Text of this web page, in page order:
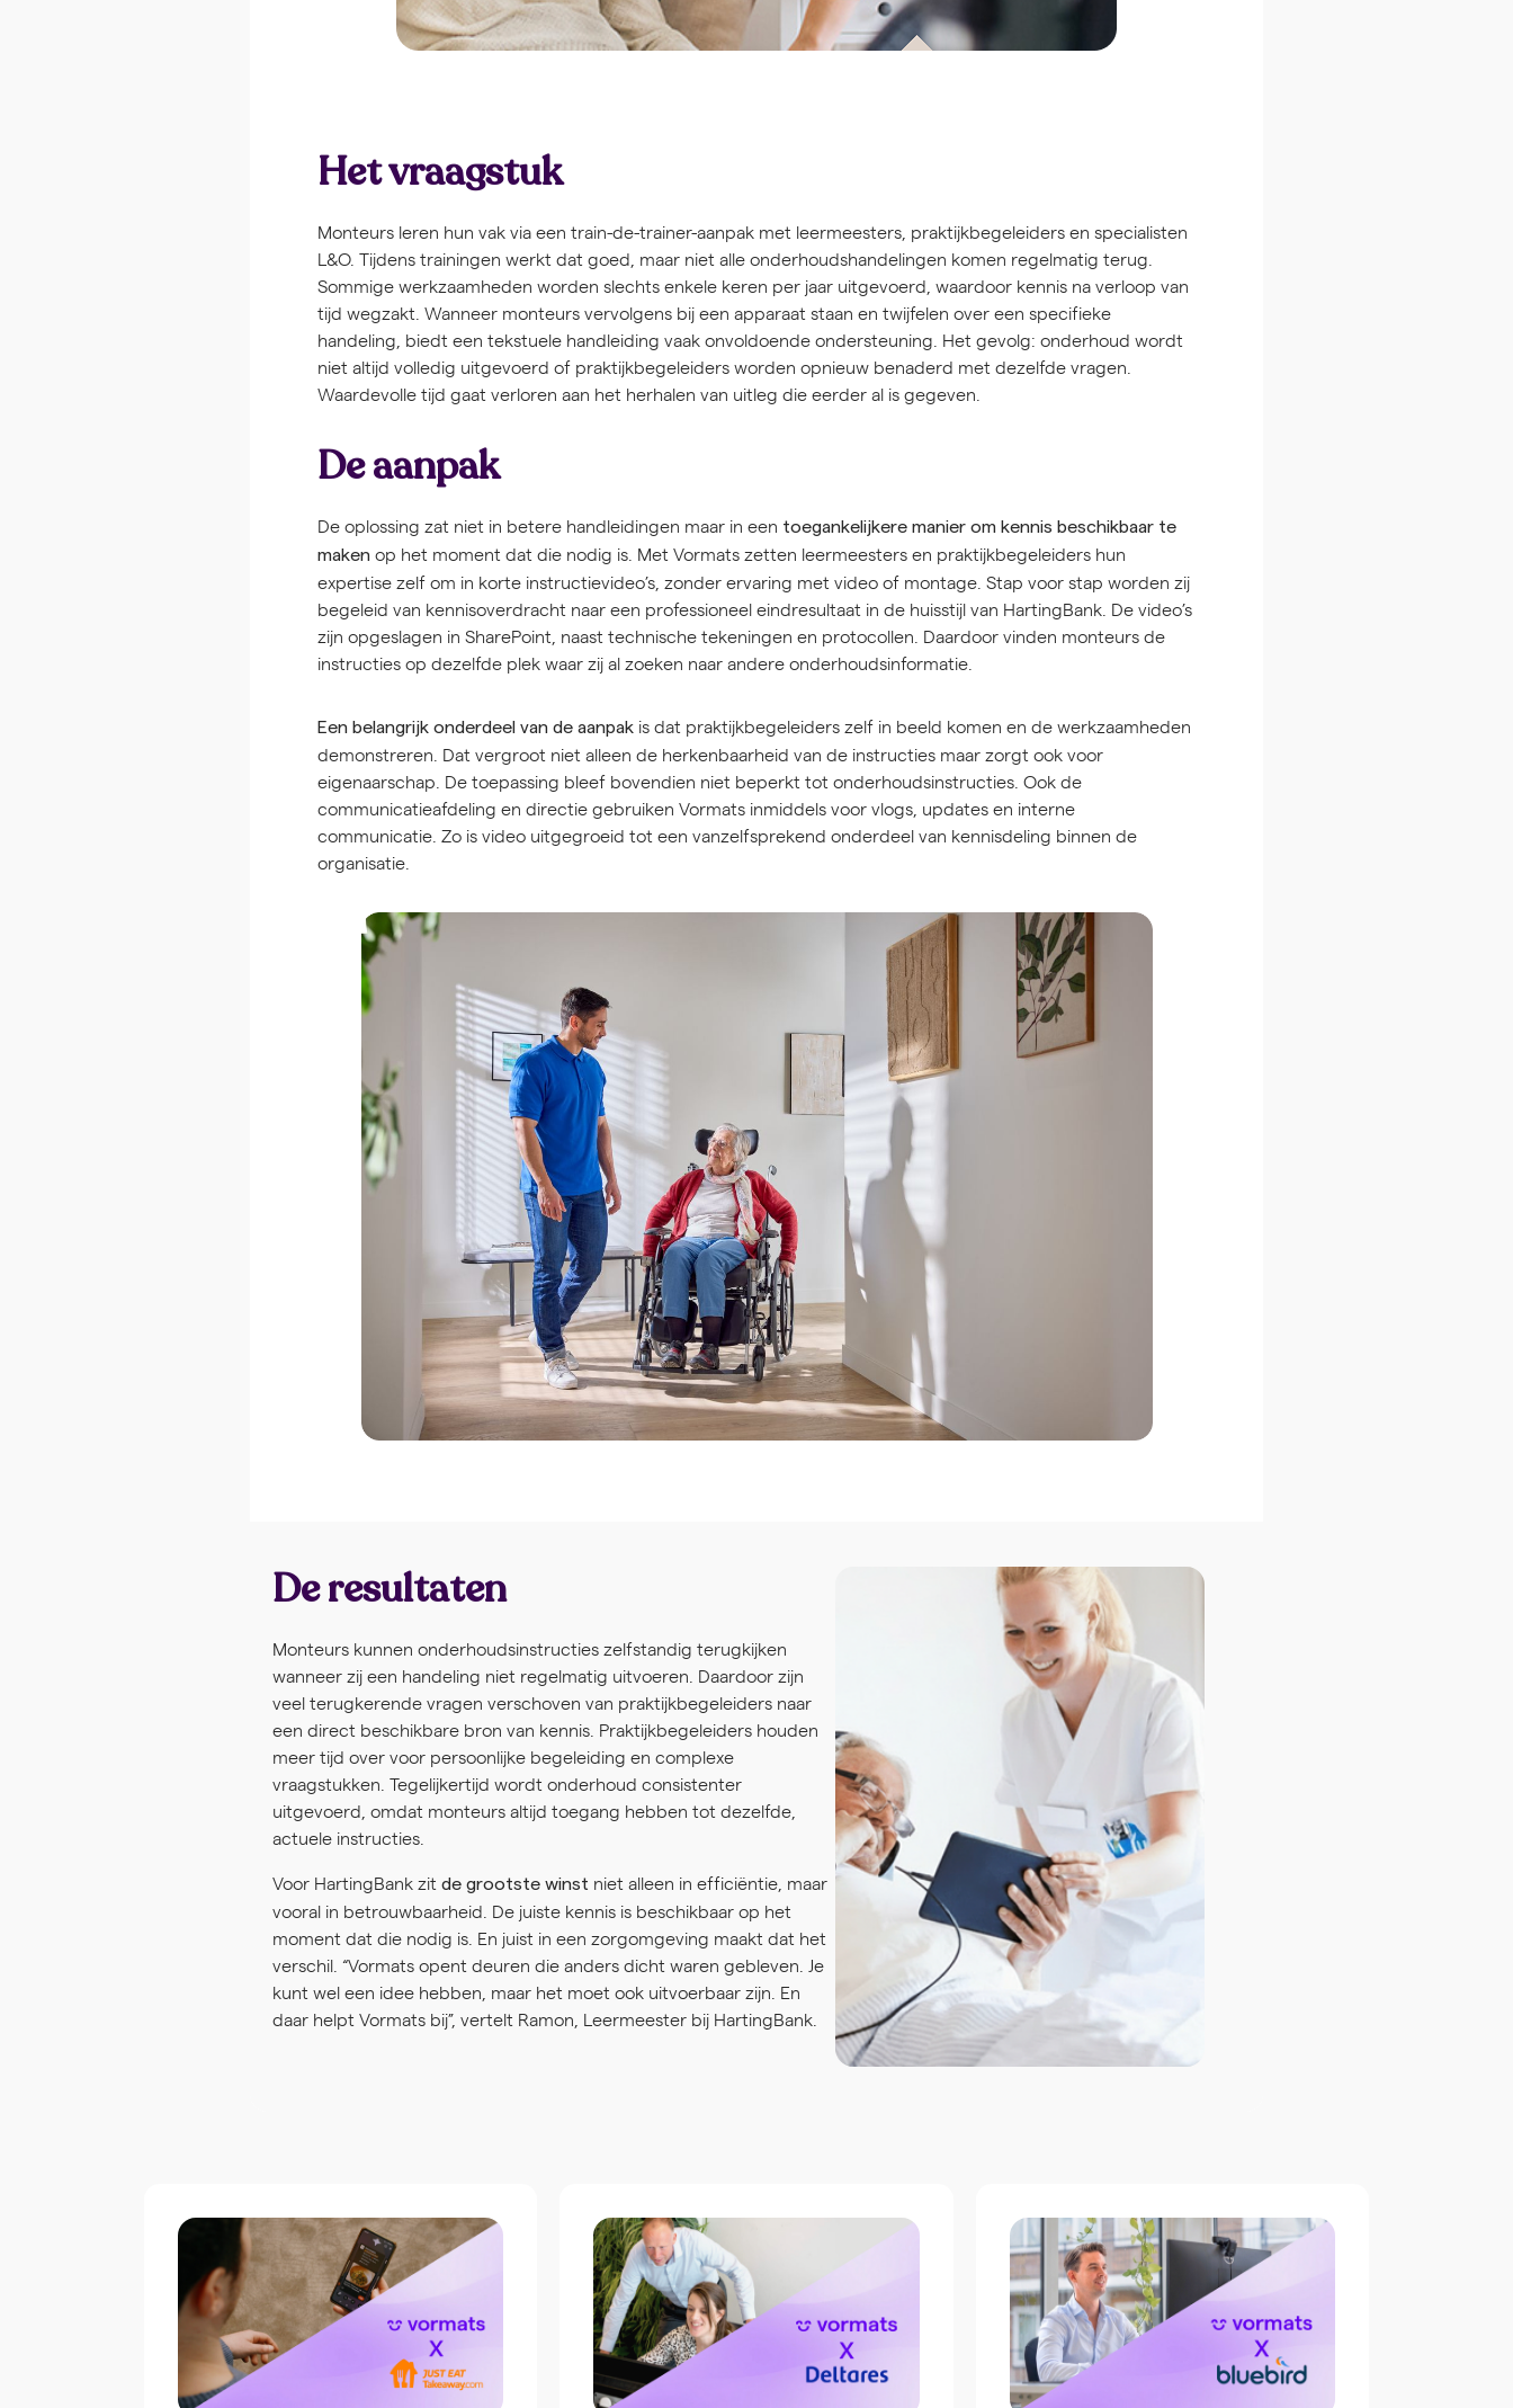
Het vraagstuk
Monteurs leren hun vak via een train-de-trainer-aanpak met leermeesters, praktijkbegeleiders en specialisten
L&O. Tijdens trainingen werkt dat goed, maar niet alle onderhoudshandelingen komen regelmatig terug.
Sommige werkzaamheden worden slechts enkele keren per jaar uitgevoerd, waardoor kennis na verloop van
tijd wegzakt. Wanneer monteurs vervolgens bij een apparaat staan en twijfelen over een specifieke
handeling, biedt een tekstuele handleiding vaak onvoldoende ondersteuning. Het gevolg: onderhoud wordt
niet altijd volledig uitgevoerd of praktijkbegeleiders worden opnieuw benaderd met dezelfde vragen.
Waardevolle tijd gaat verloren aan het herhalen van uitleg die eerder al is gegeven.
De aanpak
De oplossing zat niet in betere handleidingen maar in een toegankelijkere manier om kennis beschikbaar te
maken op het moment dat die nodig is. Met Vormats zetten leermeesters en praktijkbegeleiders hun
expertise zelf om in korte instructievideo’s, zonder ervaring met video of montage. Stap voor stap worden zij
begeleid van kennisoverdracht naar een professioneel eindresultaat in de huisstijl van HartingBank. De video’s
zijn opgeslagen in SharePoint, naast technische tekeningen en protocollen. Daardoor vinden monteurs de
instructies op dezelfde plek waar zij al zoeken naar andere onderhoudsinformatie.
Een belangrijk onderdeel van de aanpak is dat praktijkbegeleiders zelf in beeld komen en de werkzaamheden
demonstreren. Dat vergroot niet alleen de herkenbaarheid van de instructies maar zorgt ook voor
eigenaarschap. De toepassing bleef bovendien niet beperkt tot onderhoudsinstructies. Ook de
communicatieafdeling en directie gebruiken Vormats inmiddels voor vlogs, updates en interne
communicatie. Zo is video uitgegroeid tot een vanzelfsprekend onderdeel van kennisdeling binnen de
organisatie.
De resultaten
Monteurs kunnen onderhoudsinstructies zelfstandig terugkijken
wanneer zij een handeling niet regelmatig uitvoeren. Daardoor zijn
veel terugkerende vragen verschoven van praktijkbegeleiders naar
een direct beschikbare bron van kennis. Praktijkbegeleiders houden
meer tijd over voor persoonlijke begeleiding en complexe
vraagstukken. Tegelijkertijd wordt onderhoud consistenter
uitgevoerd, omdat monteurs altijd toegang hebben tot dezelfde,
actuele instructies.
Voor HartingBank zit de grootste winst niet alleen in efficiëntie, maar
vooral in betrouwbaarheid. De juiste kennis is beschikbaar op het
moment dat die nodig is. En juist in een zorgomgeving maakt dat het
verschil. “Vormats opent deuren die anders dicht waren gebleven. Je
kunt wel een idee hebben, maar het moet ook uitvoerbaar zijn. En
daar helpt Vormats bij”, vertelt Ramon, Leermeester bij HartingBank.